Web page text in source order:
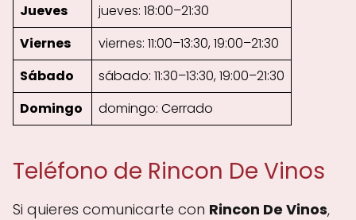
Jueves
jueves: 18:00–21:30
Viernes
viernes: 11:00–13:30, 19:00–21:30
Sábado
sábado: 11:30–13:30, 19:00–21:30
Domingo
domingo: Cerrado
Teléfono de Rincon De Vinos
Si quieres comunicarte con Rincon De Vinos,